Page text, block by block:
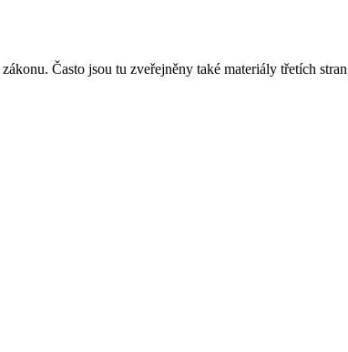
Často jsou tu zveřejněny také materiály třetích